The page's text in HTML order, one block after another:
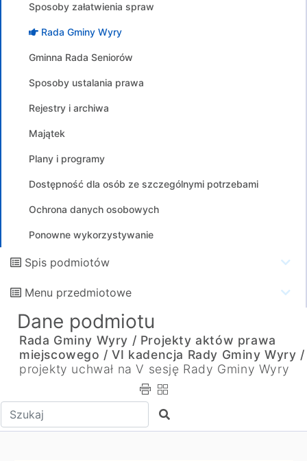
Sposoby załatwienia spraw
Rada Gminy Wyry
Gminna Rada Seniorów
Sposoby ustalania prawa
Rejestry i archiwa
Majątek
Plany i programy
Dostępność dla osób ze szczególnymi potrzebami
Ochrona danych osobowych
Ponowne wykorzystywanie
Spis podmiotów
Menu przedmiotowe
Dane podmiotu
Rada Gminy Wyry / Projekty aktów prawa
miejscowego / VI kadencja Rady Gminy Wyry /
projekty uchwał na V sesję Rady Gminy Wyry
Wpisz tekst do wyszukania Szukaj